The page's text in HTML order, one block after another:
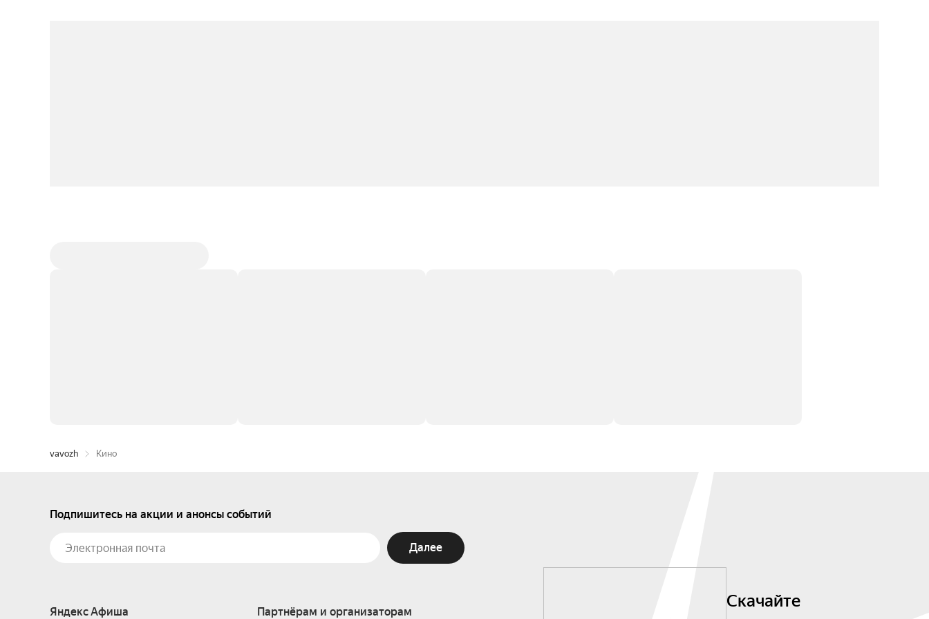
vavozh Кино
Подпишитесь на акции и анонсы событий
Далее
Яндекс Афиша Партнёрам и организаторам
Скачайте